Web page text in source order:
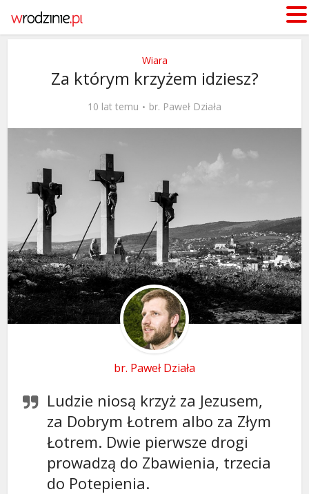
Wiara
Za którym krzyżem idziesz?
10 lat temu br. Paweł Działa
br. Paweł Działa
Ludzie niosą krzyż za Jezusem,
za Dobrym Łotrem albo za Złym
Łotrem. Dwie pierwsze drogi
prowadzą do Zbawienia, trzecia
do Potepienia.